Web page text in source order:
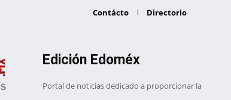
Contácto Directorio
Edición Edoméx
Portal de noticias dedicado a proporcionar la